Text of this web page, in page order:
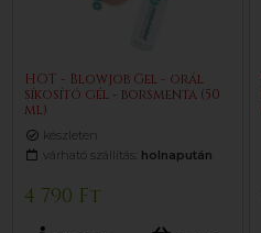
HOT - Blowjob Gel - orál
síkosító gél - borsmenta (50
ml)
készleten
várható szállítás: holnapután
4 790 Ft